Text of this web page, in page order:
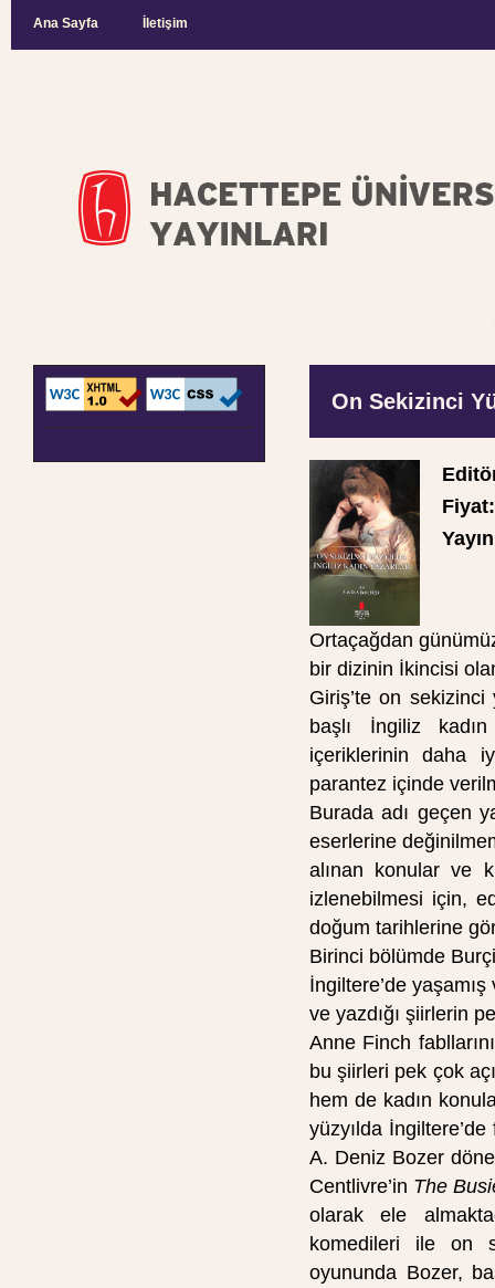
Ana Sayfa İletişim
On Sekizinci
Fiyat:
Ortaçağdan
bir dizinin İkincisi
Giriş’te on
başlı İngiliz
içeriklerinin daha
parantez içinde
Burada adı geçen
eserlerine
alınan konular ve
izlenebilmesi için,
doğum tarihlerine
Birinci bölümde
İngiltere’de
ve yazdığı şiirlerin
Anne Finch
bu şiirleri pek çok
hem de kadın
yüzyılda
A. Deniz Bozer
Centlivre’in The
olarak ele
komedileri ile on
oyununda Bozer,